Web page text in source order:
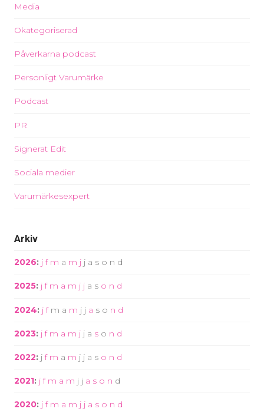
Media
Okategoriserad
Påverkarna podcast
Personligt Varumärke
Podcast
PR
Signerat Edit
Sociala medier
Varumärkesexpert
Arkiv
2026: j f m a m j j a s o n d
2025: j f m a m j j a s o n d
2024: j f m a m j j a s o n d
2023: j f m a m j j a s o n d
2022: j f m a m j j a s o n d
2021: j f m a m j j a s o n d
2020: j f m a m j j a s o n d